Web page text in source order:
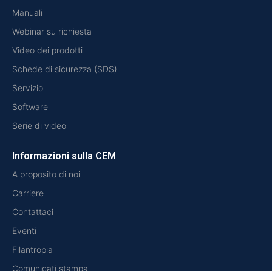
Manuali
Webinar su richiesta
Video dei prodotti
Schede di sicurezza (SDS)
Servizio
Software
Serie di video
Informazioni sulla CEM
A proposito di noi
Carriere
Contattaci
Eventi
Filantropia
Comunicati stampa